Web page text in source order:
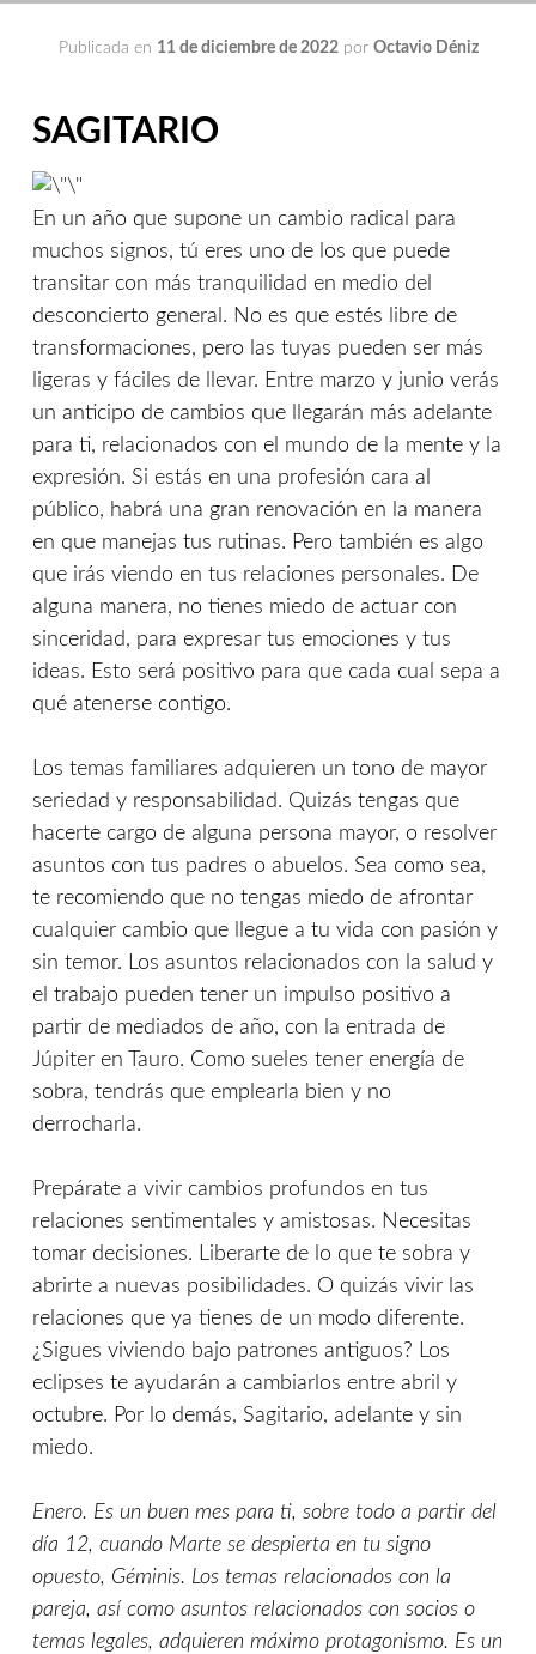
Publicada en 11 de diciembre de 2022por Octavio Déniz
SAGITARIO
En un año que supone un cambio radical para
muchos signos, tú eres uno de los que puede
transitar con más tranquilidad en medio del
desconcierto general. No es que estés libre de
transformaciones, pero las tuyas pueden ser más
ligeras y fáciles de llevar. Entre marzo y junio verás
un anticipo de cambios que llegarán más adelante
para ti, relacionados con el mundo de la mente y la
expresión. Si estás en una profesión cara al
público, habrá una gran renovación en la manera
en que manejas tus rutinas. Pero también es algo
que irás viendo en tus relaciones personales. De
alguna manera, no tienes miedo de actuar con
sinceridad, para expresar tus emociones y tus
ideas. Esto será positivo para que cada cual sepa a
qué atenerse contigo.
Los temas familiares adquieren un tono de mayor
seriedad y responsabilidad. Quizás tengas que
hacerte cargo de alguna persona mayor, o resolver
asuntos con tus padres o abuelos. Sea como sea,
te recomiendo que no tengas miedo de afrontar
cualquier cambio que llegue a tu vida con pasión y
sin temor. Los asuntos relacionados con la salud y
el trabajo pueden tener un impulso positivo a
partir de mediados de año, con la entrada de
Júpiter en Tauro. Como sueles tener energía de
sobra, tendrás que emplearla bien y no
derrocharla.
Prepárate a vivir cambios profundos en tus
relaciones sentimentales y amistosas. Necesitas
tomar decisiones. Liberarte de lo que te sobra y
abrirte a nuevas posibilidades. O quizás vivir las
relaciones que ya tienes de un modo diferente.
¿Sigues viviendo bajo patrones antiguos? Los
eclipses te ayudarán a cambiarlos entre abril y
octubre. Por lo demás, Sagitario, adelante y sin
miedo.
Enero. Es un buen mes para ti, sobre todo a partir del
día 12, cuando Marte se despierta en tu signo
opuesto, Géminis. Los temas relacionados con la
pareja, así como asuntos relacionados con socios o
temas legales, adquieren máximo protagonismo. Es un